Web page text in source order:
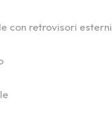
con retrovisori esterni